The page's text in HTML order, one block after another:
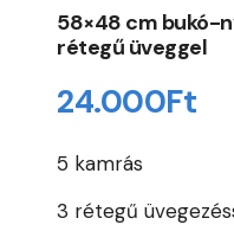
58×48 cm bukó-
rétegű üveggel
24.000Ft
5 kamrás
3 rétegű